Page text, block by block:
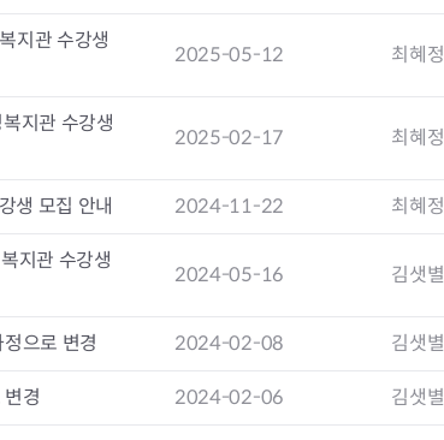
지관 수강생
2025-05-12 최혜정
지관 수강생
2025-02-17 최혜정
생 모집 안내 2024-11-22 최혜정
지관 수강생
2024-05-16 김샛별
으로 변경 2024-02-08 김샛별
경 2024-02-06 김샛별